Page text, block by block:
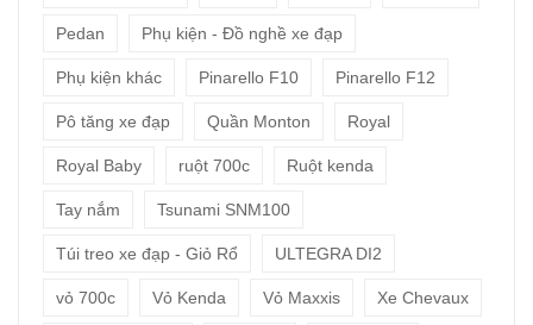
Pedan Phụ kiện - Đồ nghề xe đạp
Phụ kiện khác Pinarello F10 Pinarello F12
Pô tăng xe đạp Quần Monton Royal
Royal Baby ruột 700c Ruột kenda
Tay nắm Tsunami SNM100
Túi treo xe đạp - Giỏ Rổ ULTEGRA DI2
vỏ 700c Vỏ Kenda Vỏ Maxxis Xe Chevaux